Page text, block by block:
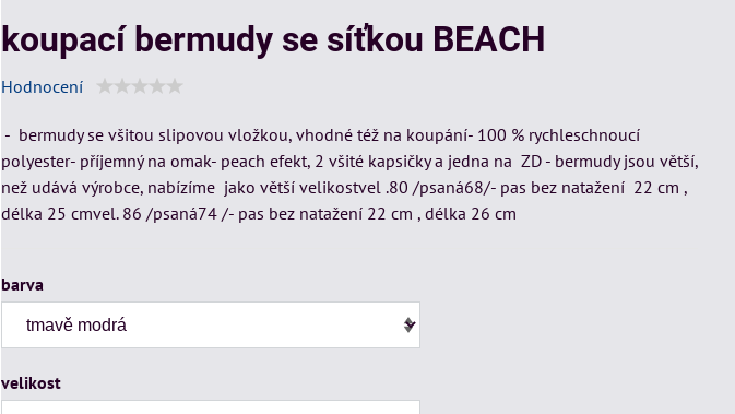
koupací bermudy se síťkou BEACH
Hodnocení
- bermudy se všitou slipovou vložkou, vhodné též na koupání- 100 % rychleschnoucí
polyester- příjemný na omak- peach efekt, 2 všité kapsičky a jedna na ZD - bermudy jsou větší,
než udává výrobce, nabízíme jako větší velikostvel .80 /psaná68/- pas bez natažení 22 cm ,
délka 25 cmvel. 86 /psaná74 /- pas bez natažení 22 cm , délka 26 cm
barva
velikost